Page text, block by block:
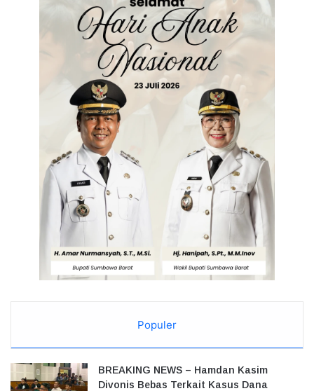
Populer
BREAKING NEWS – Hamdan Kasim
Divonis Bebas Terkait Kasus Dana